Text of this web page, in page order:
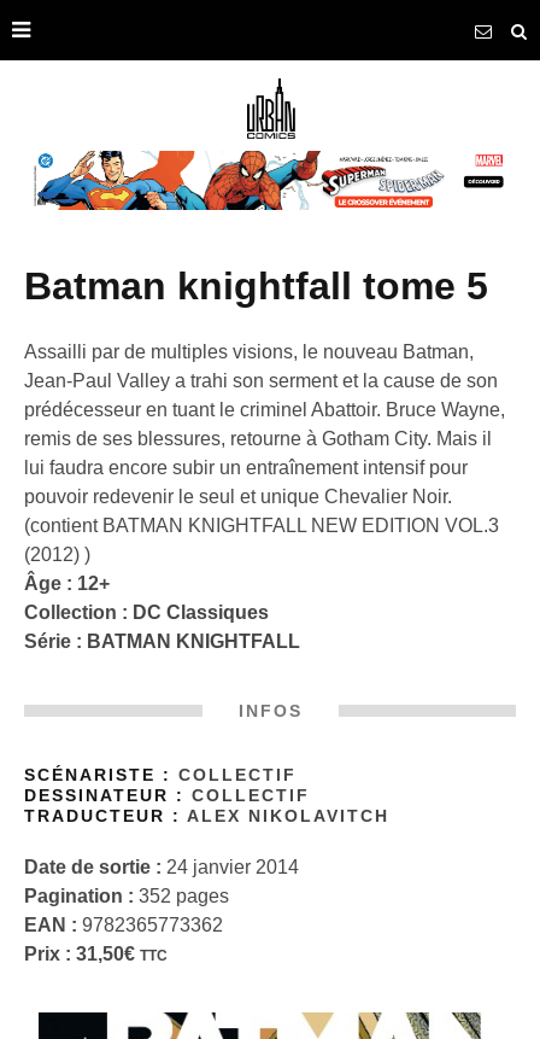
batman knightfall tome 5
Assailli par de multiples visions, le nouveau Batman,
Jean-Paul Valley a trahi son serment et la cause de son
prédécesseur en tuant le criminel Abattoir. Bruce Wayne,
remis de ses blessures, retourne à Gotham City. Mais il
lui faudra encore subir un entraînement intensif pour
pouvoir redevenir le seul et unique Chevalier Noir.
(contient BATMAN KNIGHTFALL NEW EDITION VOL.3
(2012) )
Âge : 12+
Collection : DC Classiques
Série : BATMAN KNIGHTFALL
INFOS
SCÉNARISTE : COLLECTIF
DESSINATEUR : COLLECTIF
TRADUCTEUR : ALEX NIKOLAVITCH
Date de sortie : 24 janvier 2014
Pagination : 352 pages
EAN : 9782365773362
Prix : 31,50€ TTC